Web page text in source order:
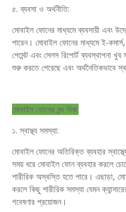
৫. ব্যবসা ও অর্থনীতি:
মোবাইল ফোনের মাধ্যমে ব্যবসায়ী এবং
পারেন। মোবাইল ফোনের মাধ্যমে ই-
পেমেন্ট এবং সেলস রিপোর্ট ব্যবস্থাপনা
শুরু করতে পেরেছে এবং অর্থনৈতিকভাবে
মোবাইল ফোনের মন্দ দিক:
১. স্বাস্থ্য সমস্যা:
মোবাইল ফোনের অতিরিক্ত ব্যবহার
সময় ধরে মোবাইল ফোন ব্যবহার করলে
শারীরিক অস্বস্তি হতে পারে। এছাড়া,
করলে কিছু শারীরিক সমস্যা যেমন
গবেষণার প্রয়োজন।